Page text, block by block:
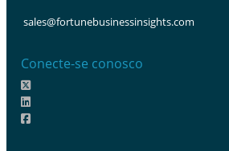
sales@fortunebusinessinsights.com
Conecte-se conosco